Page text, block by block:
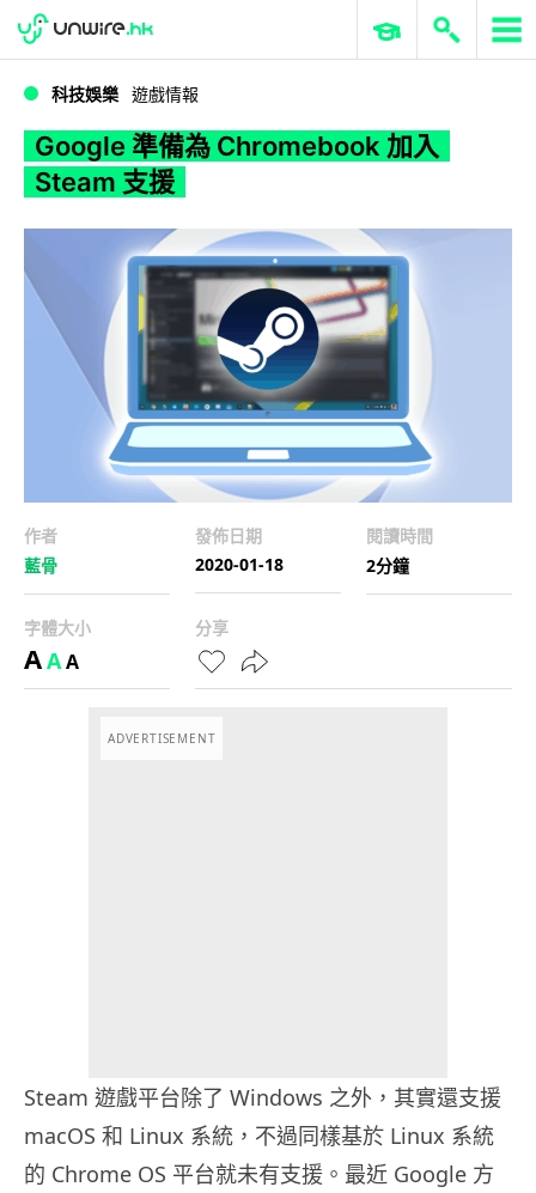
WWDC 2026 ERP 與商業 AI
科技娛樂 遊戲情報
Google 準備為 Chromebook 加入
Steam 支援
作者
藍骨
發佈日期
2020-01-18
閱讀時間
2分鐘
字體大小
AAA
分享
ADVERTISEMENT
Steam 遊戲平台除了 Windows 之外，其實還支援
macOS 和 Linux 系統，不過同樣基於 Linux 系統
的 Chrome OS 平台就未有支援。最近 Google 方